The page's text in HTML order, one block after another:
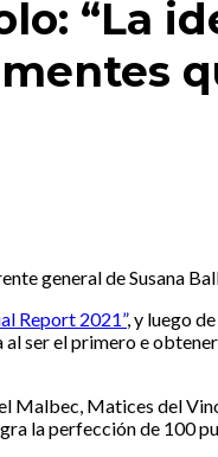
“La
general de Susana
Report 2021”, y luego
ser el primero e
Matices del
la perfección de 100